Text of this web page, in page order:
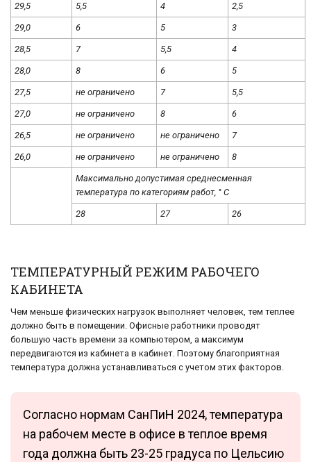
29,5 5,5 4 2,5
29,0 6 5 3
28,5 7 5,5 4
28,0 8 6 5
27,5 не ограничено 7 5,5
27,0 не ограничено 8 6
26,5 не ограничено не ограничено 7
26,0 не ограничено не ограничено 8
Максимально допустимая среднесменная
температура по категориям работ, ° С
28 27 26
ТЕМПЕРАТУРНЫЙ РЕЖИМ РАБОЧЕГО
КАБИНЕТА
Чем меньше физических нагрузок выполняет человек, тем теплее
должно быть в помещении. Офисные работники проводят
большую часть времени за компьютером, а максимум
передвигаются из кабинета в кабинет. Поэтому благоприятная
температура должна устанавливаться с учетом этих факторов.
Согласно нормам СанПиН 2024, температура
на рабочем месте в офисе в теплое время
года должна быть 23-25 градуса по Цельсию